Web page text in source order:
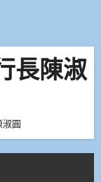
長陳淑
圓